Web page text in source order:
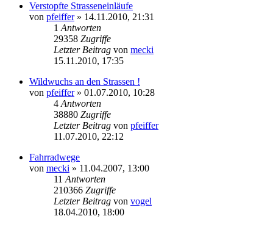
Verstopfte Strasseneinläufe
von pfeiffer» 14.11.2010, 21:31
1 Antworten
29358 Zugriffe
Letzter Beitrag von mecki
15.11.2010, 17:35
Wildwuchs an den Strassen !
von pfeiffer» 01.07.2010, 10:28
4 Antworten
38880 Zugriffe
Letzter Beitrag von pfeiffer
11.07.2010, 22:12
Fahrradwege
von mecki » 11.04.2007, 13:00
11 Antworten
210366 Zugriffe
Letzter Beitrag von vogel
18.04.2010, 18:00